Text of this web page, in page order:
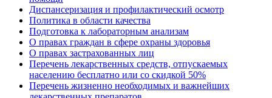
Диспансеризация и профилактический осмотр
Политика в области качества
Подготовка к лабораторным анализам
О правах граждан в сфере охраны здоровья
О правах застрахованных лиц
Перечень лекарственных средств, отпускаемых
населению бесплатно или со скидкой 50%
Перечень жизненно необходимых и важнейших